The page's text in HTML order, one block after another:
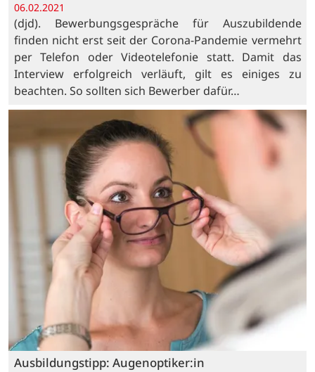
06.02.2021
(djd). Bewerbungsgespräche für Auszubildende
finden nicht erst seit der Corona-Pandemie vermehrt
per Telefon oder Videotelefonie statt. Damit das
Interview erfolgreich verläuft, gilt es einiges zu
beachten. So sollten sich Bewerber dafür…
Ausbildungstipp: Augenoptiker:in